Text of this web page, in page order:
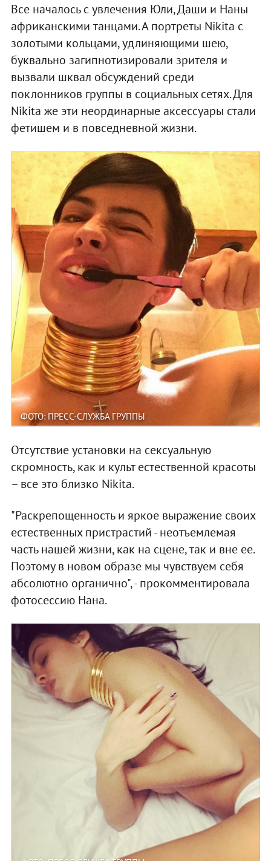
Все началось с увлечения Юли, Даши и Наны
африканскими танцами. А портреты Nikita с
золотыми кольцами, удлиняющими шею,
буквально загипнотизировали зрителя и
вызвали шквал обсуждений среди
поклонников группы в социальных сетях. Для
Nikita же эти неординарные аксессуары стали
фетишем и в повседневной жизни.
ФОТО: ПРЕСС-СЛУЖБА ГРУППЫ
Отсутствие установки на сексуальную
скромность, как и культ естественной красоты
– все это близко Nikita.
"Раскрепощенность и яркое выражение своих
естественных пристрастий - неотъемлемая
часть нашей жизни, как на сцене, так и вне ее.
Поэтому в новом образе мы чувствуем себя
абсолютно органично", - прокомментировала
фотосессию Нана.